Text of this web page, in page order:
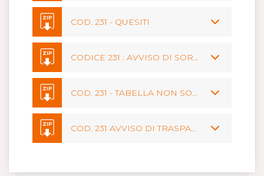
ZIP COD. 231 - QUESITI
ZIP CODICE 231 : AVVISO DI SORTEGGIO PUBBLICO 31 LUGLIO 2017 ORE 11:30
ZIP COD. 231 - TABELLA NON SORTEGGIATI E NON AMMESSI
ZIP COD. 231 AVVISO DI TRASPARENZA ART. 29 C. 1 D. LGS. 50-16 SMI